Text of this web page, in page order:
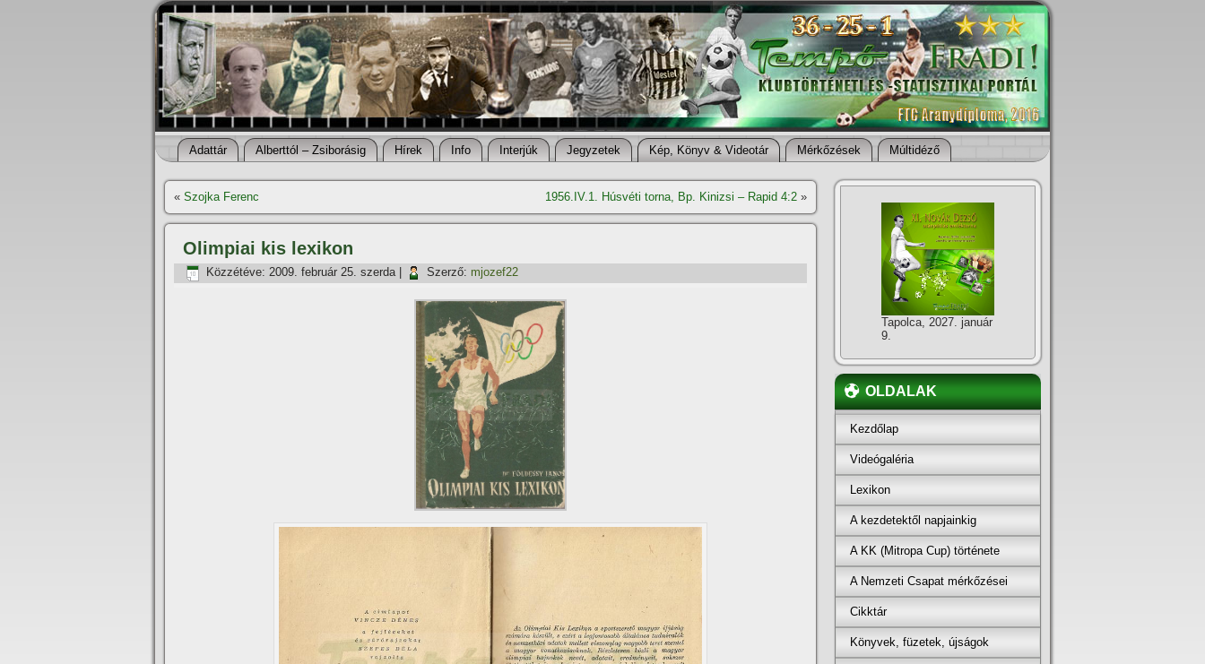
Adattár Alberttól – Zsiborásig Hí­rek Info Interjúk Jegyzetek Kép, Könyv & Videotár Mérkőzések Múltidéző
« Szojka Ferenc 1956.IV.1. Húsvéti torna, Bp. Kinizsi – Rapid 4:2 »
Olimpiai kis lexikon
Közzétéve: 2009. február 25. szerda| Szerző: mjozef22
Tapolca, 2027. január
9.
OLDALAK
Kezdőlap
Videógaléria
Lexikon
A kezdetektől napjainkig
A KK (Mitropa Cup) története
A Nemzeti Csapat mérkőzései
Cikktár
Könyvek, füzetek, újságok